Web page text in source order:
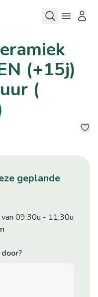
(+15j)
(
van 09:30u - 11:30u